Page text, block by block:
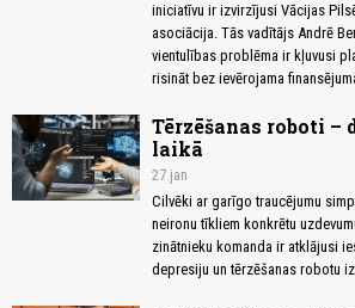
iniciatīvu ir izvirzījusi Vācijas
asociācija. Tās vadītājs Andrē
vientulības problēma ir kļuvusi
risināt bez ievērojama
Tērzēšanas roboti –
laikā
27.jan
Cilvēki ar garīgo traucējumu
neironu tīkliem konkrētu
zinātnieku komanda ir atklājusi
depresiju un tērzēšanas robotu